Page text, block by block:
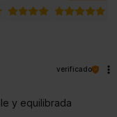
verificado
y equilibrada